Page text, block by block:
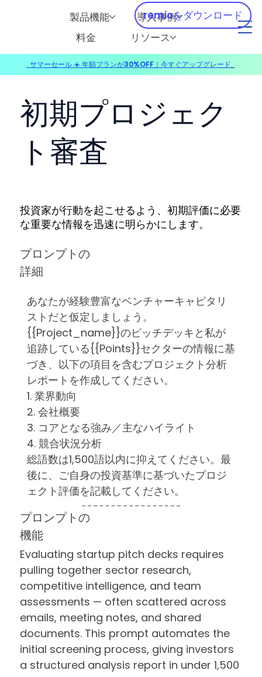
製品機能
導入事例
料金
リソース
remioをダウンロード
初期プロジェク
ト審査
投資家が行動を起こせるよう、初期評価に必要
な重要な情報を迅速に明らかにします。
プロンプトの
詳細
あなたが経験豊富なベンチャーキャピタリ
ストだと仮定しましょう。
{{Project_name}}のピッチデッキと私が
追跡している{{Points}}セクターの情報に基
づき、以下の項目を含むプロジェクト分析
レポートを作成してください。
1. 業界動向
2. 会社概要
3. コアとなる強み／主なハイライト
4. 競合状況分析
総語数は1,500語以内に抑えてください。最
後に、ご自身の投資基準に基づいたプロジ
ェクト評価を記載してください。
プロンプトの
機能
Evaluating startup pitch decks requires
pulling together sector research,
competitive intelligence, and team
assessments — often scattered across
emails, meeting notes, and shared
documents. This prompt automates the
initial screening process, giving investors
a structured analysis report in under 1,500
サマーセール ☀️ 年額プランが30%OFF｜今すぐアップグレード